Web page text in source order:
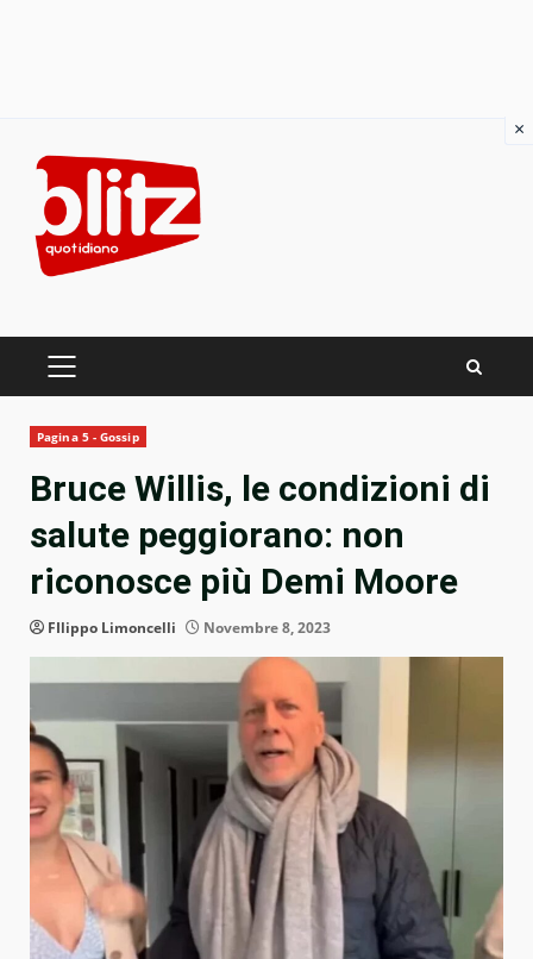
content
PRIMARY
Pagina 5 - Gossip
Bruce Willis, le condizioni di
salute peggiorano: non
riconosce più Demi Moore
FIlippo Limoncelli Novembre 8, 2023
×